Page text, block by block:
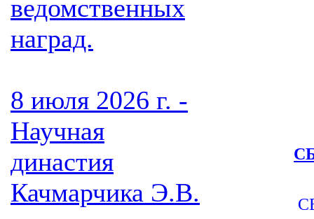
ведомственных
наград.
8 июля 2026 г. -
Научная
династия
Качмарчика Э.В.